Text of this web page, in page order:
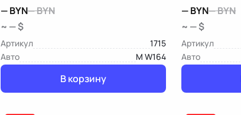
—BYN—BYN
~ — $
Артикул
1715
Авто
M W164
В корзину
—BYN—BYN
~ — $
Артикул
Авто